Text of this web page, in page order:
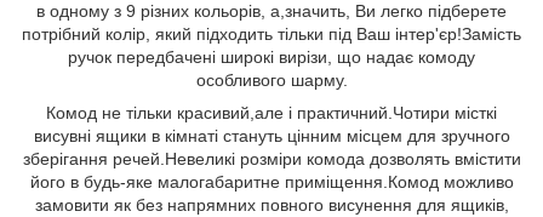
в одному з 9 різних кольорів, а,значить, Ви легко підберете
потрібний колір, який підходить тільки під Ваш інтер'єр!Замість
ручок передбачені широкі вирізи, що надає комоду
особливого шарму.
Комод не тільки красивий,але і практичний.Чотири місткі
висувні ящики в кімнаті стануть цінним місцем для зручного
зберігання речей.Невеликі розміри комода дозволять вмістити
його в будь-яке малогабаритне приміщення.Комод можливо
замовити як без напрямних повного висунення для ящиків,